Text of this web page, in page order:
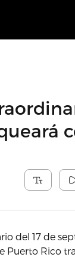
del 17 de
Puerto Rico